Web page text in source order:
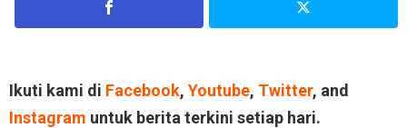
Ikuti kami di Facebook, Youtube, Twitter, and
Instagram untuk berita terkini setiap hari.